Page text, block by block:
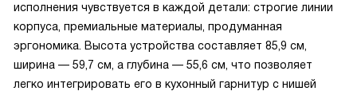
исполнения чувствуется в каждой детали: строгие линии
корпуса, премиальные материалы, продуманная
эргономика. Высота устройства составляет 85,9 см,
ширина — 59,7 см, а глубина — 55,6 см, что позволяет
легко интегрировать его в кухонный гарнитур с нишей